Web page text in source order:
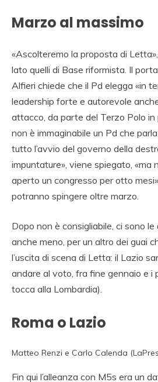
Marzo al massimo
«Ascolteremo la proposta di
lato quelli di Base riformista. Il
Alfieri chiede che il Pd elegga «in
leadership forte e autorevole
attacco, da parte del Terzo Polo in
non è immaginabile un Pd che
tutto l’avvio del governo della
impuntature», viene spiegato, «ma
aperto un congresso per otto
potranno spingere oltre marzo.
Dopo non è consigliabile, ci sono
anche meno, per un altro dei guai
l’uscita di scena di Letta: il Lazio
andare al voto, fra fine gennaio e i
tocca alla Lombardia).
Roma o Lazio
Matteo Renzi e Carlo Calenda
Fin qui l’alleanza con M5s era un